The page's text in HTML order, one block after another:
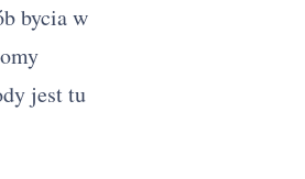
bycia w
jest tu